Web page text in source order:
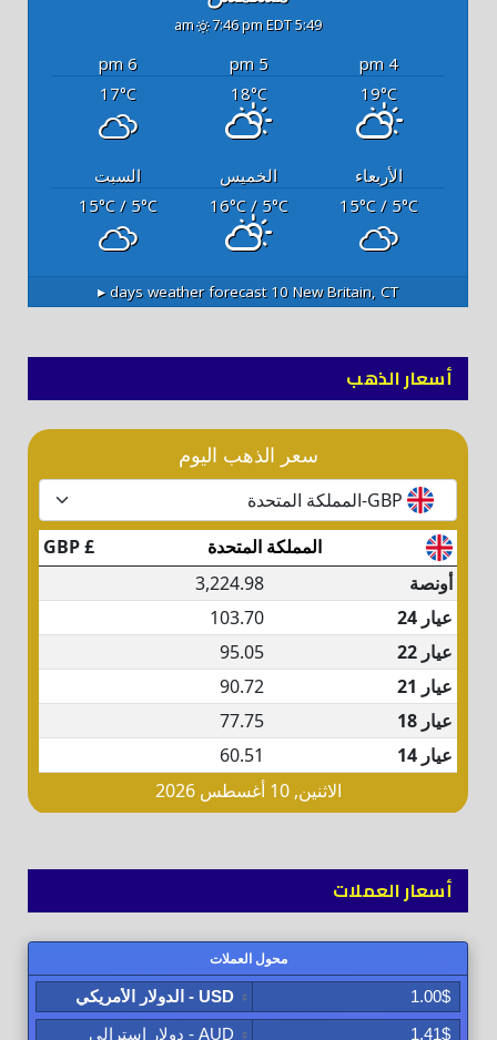
5:49 am
7:46 pm EDT
4 pm
5 pm
6 pm
19°C
18°C
17°C
الأربعاء الخميس
السبت
15°C / 5°C
16°C/ 5°C
15°C/ 5°C
New Britain, CT
أسعار الذهب
أسعار العملات